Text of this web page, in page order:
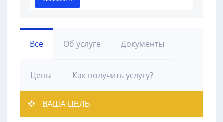
Все Об услуге Документы
Цены Как получить услугу?
ВАША ЦЕЛЬ